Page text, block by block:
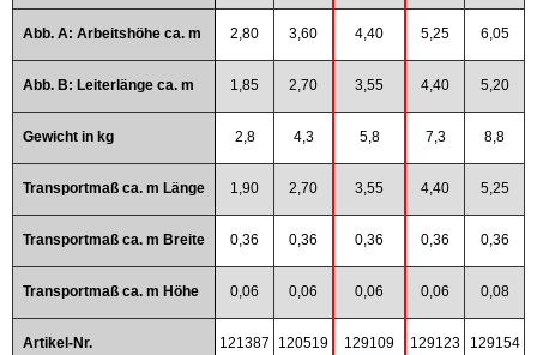
Abb. A: Arbeitshöhe ca. m 2,80 3,60 4,40 5,25 6,05
Abb. B: Leiterlänge ca. m 1,85 2,70 3,55 4,40 5,20
Gewicht in kg 2,8 4,3 5,8 7,3 8,8
Transportmaß ca. m Länge 1,90 2,70 3,55 4,40 5,25
Transportmaß ca. m Breite 0,36 0,36 0,36 0,36 0,36
Transportmaß ca. m Höhe 0,06 0,06 0,06 0,06 0,08
Artikel-Nr. 121387 120519 129109 129123 129154